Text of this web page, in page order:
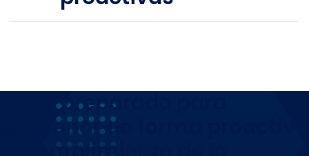
¿Está preparado para
gestionar de forma proactiva